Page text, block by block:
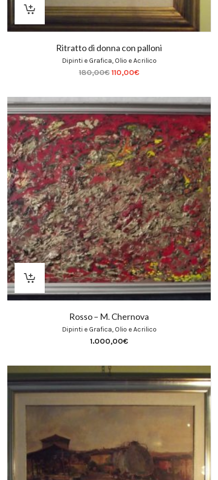
Ritratto di donna con palloni
Dipinti e Grafica,Olio e Acrilico
180,00€ 110,00€
Rosso – M. Chernova
Dipinti e Grafica,Olio e Acrilico
1.000,00€